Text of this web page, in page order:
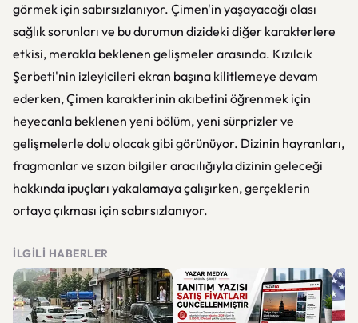
görmek için sabırsızlanıyor. Çimen'in yaşayacağı olası
sağlık sorunları ve bu durumun dizideki diğer karakterlere
etkisi, merakla beklenen gelişmeler arasında. Kızılcık
Şerbeti'nin izleyicileri ekran başına kilitlemeye devam
ederken, Çimen karakterinin akıbetini öğrenmek için
heyecanla beklenen yeni bölüm, yeni sürprizler ve
gelişmelerle dolu olacak gibi görünüyor. Dizinin hayranları,
fragmanlar ve sızan bilgiler aracılığıyla dizinin geleceği
hakkında ipuçları yakalamaya çalışırken, gerçeklerin
ortaya çıkması için sabırsızlanıyor.
İLGILI HABERLER